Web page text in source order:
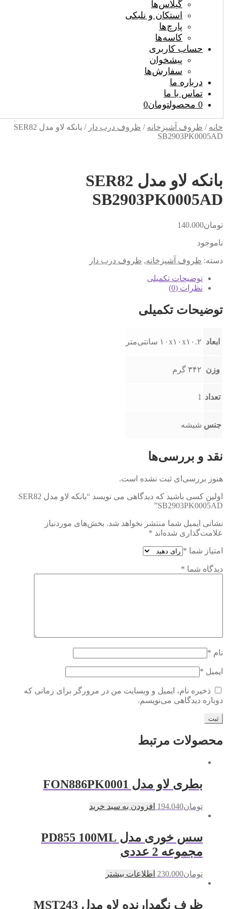
گیلاس‌ها
استکان و نلبکی
پارچ‌ها
کاسه‌ها
حساب کاربری
پیشخوان
سفارش‌ها
درباره ما
تماس با ما
0 محصول
تومان0
خانه / ظروف آشپزخانه / ظروف درب دار /
بانکه لاو مدل SER82
SB2903PK0005AD
بانکه لاو مدل SER82
SB2903PK0005AD
تومان140.000
ناموجود
دسته: ظروف آشپزخانه, ظروف درب دار
توضیحات تکمیلی
نظرات (0)
توضیحات تکمیلی
ابعاد ۱۰x۱۰x۱۰.۲ سانتی‌متر
وزن ۳۴۲ گرم
تعداد 1
جنس شیشه
نقد و بررسی‌ها
هنوز بررسی‌ای ثبت نشده است.
اولین کسی باشید که دیدگاهی می نویسد “بانکه لاو مدل SER82
SB2903PK0005AD”
نشانی ایمیل شما منتشر نخواهد شد. بخش‌های موردنیاز
علامت‌گذاری شده‌اند *
امتیاز شما *
دیدگاه شما *
نام *
ایمیل *
ذخیره نام، ایمیل و وبسایت من در مرورگر برای زمانی که
دوباره دیدگاهی می‌نویسم.
محصولات مرتبط
بطری لاو مدل FON886PK0001
تومان194.040 افزودن به سبد خرید
سس خوری مدل PD855 100ML
مجموعه 2 عددی
تومان230.000 اطلاعات بیشتر
ظرف نگهدارنده لاو مدل MST243